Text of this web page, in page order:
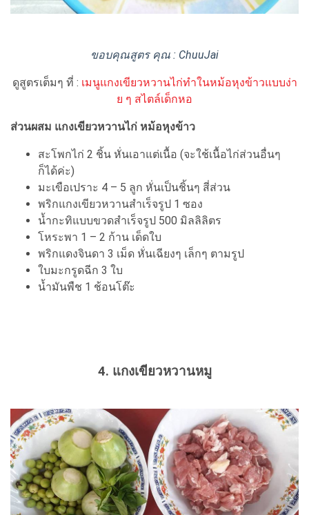
ขอบคุณสูตร คุณ : ChuuJai
ดูสูตรเต็มๆ ที่ : เมนูแกงเขียวหวานไก่ทำในหม้อหุงข้าวแบบง่า
ย ๆ สไตล์เด็กหอ
ส่วนผสม แกงเขียวหวานไก่ หม้อหุงข้าว
สะโพกไก่ 2 ชิ้น หั่นเอาแต่เนื้อ (จะใช้เนื้อไก่ส่วนอื่นๆ
ก็ได้ค่ะ)
มะเขือเปราะ 4 – 5 ลูก หั่นเป็นชิ้นๆ สี่ส่วน
พริกแกงเขียวหวานสำเร็จรูป 1 ซอง
น้ำกะทิแบบขวดสำเร็จรูป 500 มิลลิลิตร
โหระพา 1 – 2 ก้าน เด็ดใบ
พริกแดงจินดา 3 เม็ด หั่นเฉียงๆ เล็กๆ ตามรูป
ใบมะกรูดฉีก 3 ใบ
น้ำมันพืช 1 ช้อนโต๊ะ
4. แกงเขียวหวานหมู